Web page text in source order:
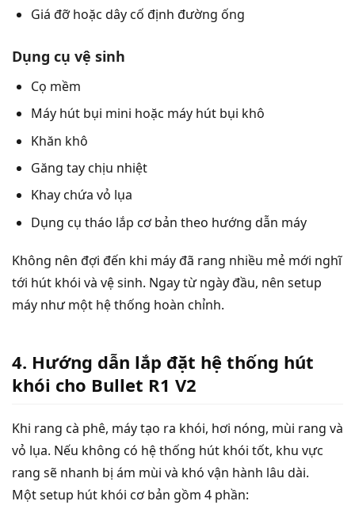
Giá đỡ hoặc dây cố định đường ống
Dụng cụ vệ sinh
Cọ mềm
Máy hút bụi mini hoặc máy hút bụi khô
Khăn khô
Găng tay chịu nhiệt
Khay chứa vỏ lụa
Dụng cụ tháo lắp cơ bản theo hướng dẫn máy
Không nên đợi đến khi máy đã rang nhiều mẻ mới nghĩ
tới hút khói và vệ sinh. Ngay từ ngày đầu, nên setup
máy như một hệ thống hoàn chỉnh.
4. Hướng dẫn lắp đặt hệ thống hút
khói cho Bullet R1 V2
Khi rang cà phê, máy tạo ra khói, hơi nóng, mùi rang và
vỏ lụa. Nếu không có hệ thống hút khói tốt, khu vực
rang sẽ nhanh bị ám mùi và khó vận hành lâu dài.
Một setup hút khói cơ bản gồm 4 phần: